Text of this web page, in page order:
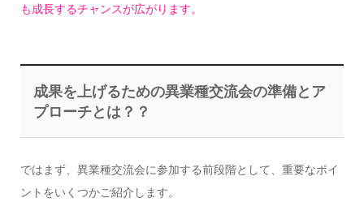
も成長するチャンスが広がります。
成果を上げるための異業種交流会の準備とア
プローチとは？？
ではまず、異業種交流会に参加する前段階として、重要なポイ
ントをいくつかご紹介します。